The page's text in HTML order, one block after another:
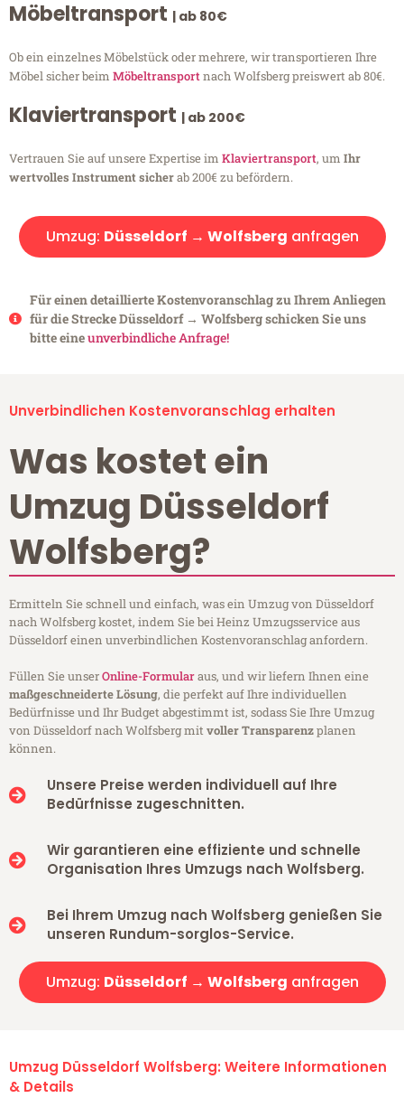
Möbeltransport | ab 80€
Ob ein einzelnes Möbelstück oder mehrere, wir transportieren Ihre
Möbel sicher beim Möbeltransportnach Wolfsberg preiswert ab 80€.
Klaviertransport | ab 200€
Vertrauen Sie auf unsere Expertise im Klaviertransport, um Ihr
wertvolles Instrument sicherab 200€ zu befördern.
Umzug: Düsseldorf → Wolfsberg anfragen
Für einen detaillierte Kostenvoranschlag zu Ihrem Anliegen
für die Strecke Düsseldorf → Wolfsberg schicken Sie uns
bitte eineunverbindliche Anfrage!
Unverbindlichen Kostenvoranschlag erhalten
Was kostet ein
Umzug Düsseldorf
Wolfsberg?
Ermitteln Sie schnell und einfach, was ein Umzug von Düsseldorf
nach Wolfsberg kostet, indem Sie bei Heinz Umzugsservice aus
Düsseldorf einen unverbindlichen Kostenvoranschlag anfordern.
Füllen Sie unserOnline-Formularaus, und wir liefern Ihnen eine
maßgeschneiderte Lösung, die perfekt auf Ihre individuellen
Bedürfnisse und Ihr Budget abgestimmt ist, sodass Sie Ihre Umzug
von Düsseldorf nach Wolfsberg mitvoller Transparenzplanen
können.
Unsere Preise werden individuell auf Ihre
Bedürfnisse zugeschnitten.
Wir garantieren eine effiziente und schnelle
Organisation Ihres Umzugs nach Wolfsberg.
Bei Ihrem Umzug nach Wolfsberg genießen Sie
unseren Rundum-sorglos-Service.
Umzug: Düsseldorf → Wolfsberg anfragen
Umzug Düsseldorf Wolfsberg: Weitere Informationen
& Details